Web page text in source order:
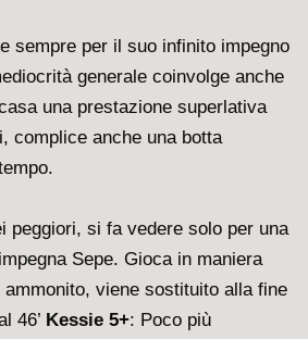
sempre per il suo infinito impegno
generale coinvolge anche
una prestazione superlativa
complice anche una botta
peggiori, si fa vedere solo per una
Sepe. Gioca in maniera
viene sostituito alla fine
46’ Kessie 5+: Poco più